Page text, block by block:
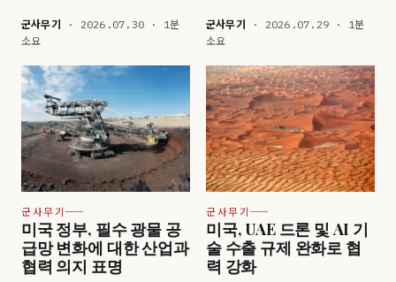
군사무기 · 2026.07.30 · 1분
소요
군사무기 · 2026.07.29 · 1분
소요
군사무기
미국 정부, 필수 광물 공
급망 변화에 대한 산업과
협력 의지 표명
군사무기
미국, UAE 드론 및 AI 기
술 수출 규제 완화로 협
력 강화